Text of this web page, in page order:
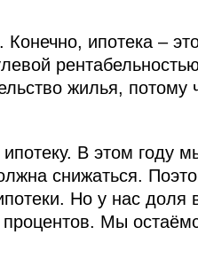
ипотека –
жилья, потому
В этом году
снижаться.
Но у нас доля
Мы